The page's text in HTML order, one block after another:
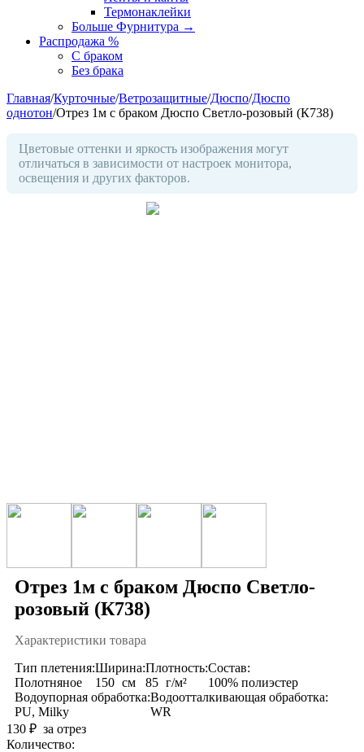
Термонаклейки
Больше Фурнитура →
Распродажа %
С браком
Без брака
Главная/Курточные/Ветрозащитные/Дюспо/Дюспо
однотон/Отрез 1м с браком Дюспо Светло-розовый (К738)
Цветовые оттенки и яркость изображения могут
отличаться в зависимости от настроек монитора,
освещения и других факторов.
Отрез 1м с браком Дюспо Светло-
розовый (К738)
Характеристики товара
Тип плетения:
Полотняное
Ширина:
150 см
Плотность:
85 г/м²
Состав:
100% полиэстер
Водоупорная обработка:
PU, Milky
Водоотталкивающая обработка:
WR
130 ₽ за отрез
Количество: